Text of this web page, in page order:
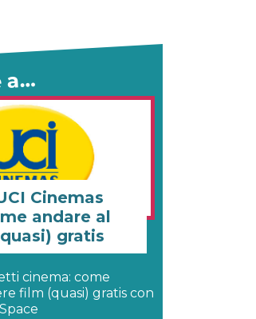
a…
Cinemas
andare al
gratis
cinema: come
film (quasi) gratis con